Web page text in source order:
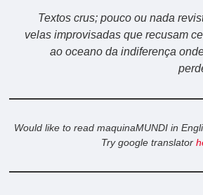
Textos crus; pouco ou nada
velas improvisadas que recusam
ao oceano da indiferença
Would like to read maquinaMUNDI in
Try google translator